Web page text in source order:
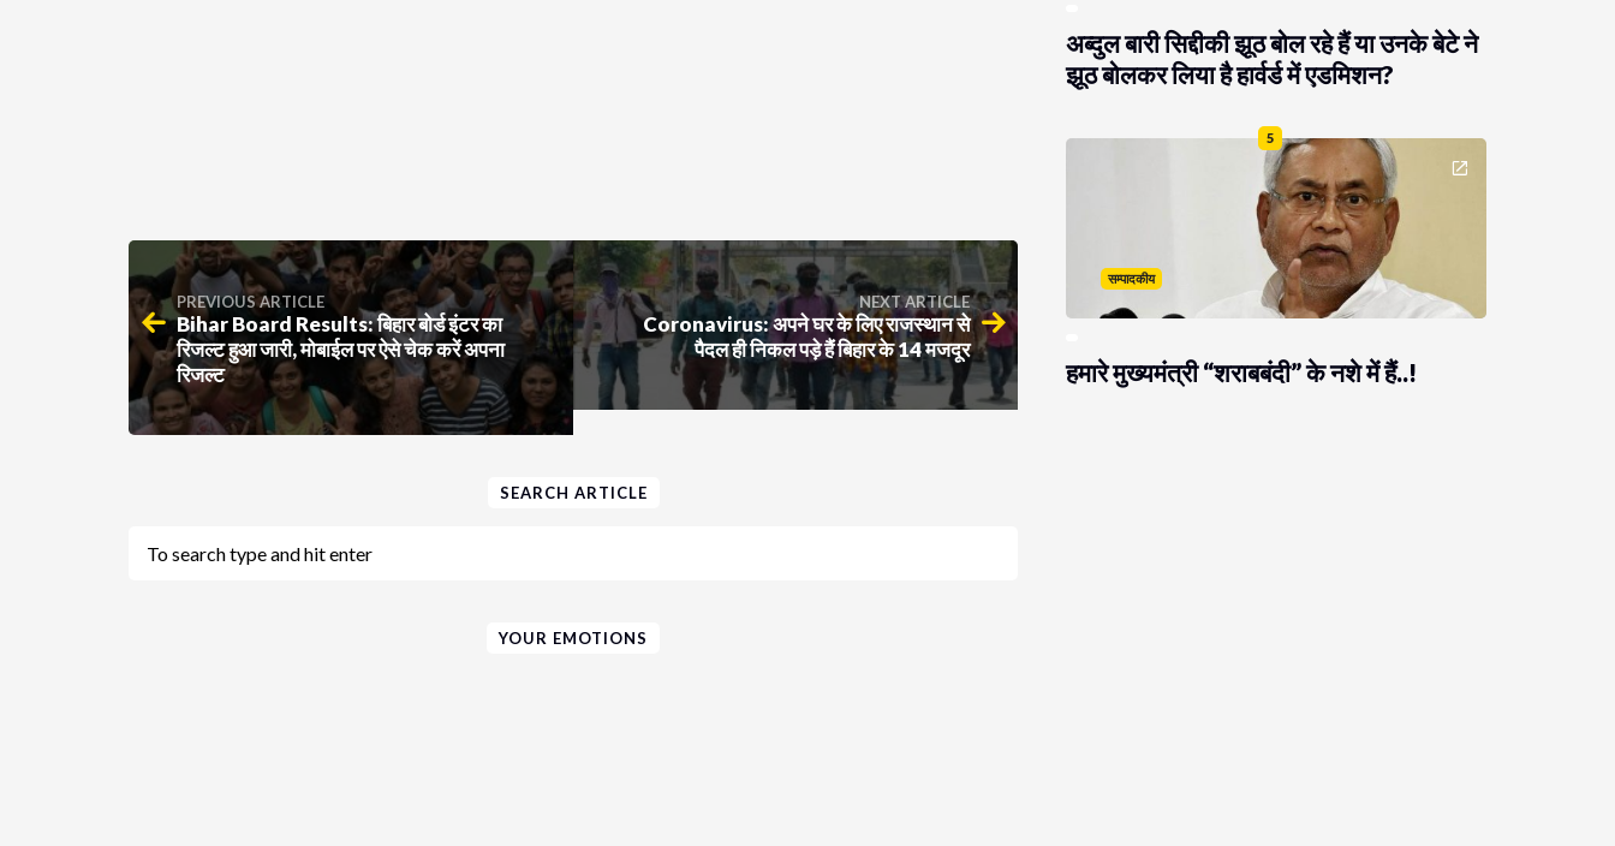
PREVIOUS ARTICLE
Bihar Board Results: बिहार बोर्ड इंटर का
रिजल्ट हुआ जारी, मोबाईल पर ऐसे चेक करें अपना
रिजल्ट
NEXT ARTICLE
Coronavirus: अपने घर के लिए राजस्थान से
पैदल ही निकल पड़े हैं बिहार के 14 मजदूर
SEARCH ARTICLE
YOUR EMOTIONS
अब्दुल बारी सिद्दीकी झूठ बोल रहे हैं या उनके बेटे ने
झूठ बोलकर लिया है हार्वर्ड में एडमिशन?
5
सम्पादकीय
हमारे मुख्यमंत्री “शराबबंदी” के नशे में हैं..!